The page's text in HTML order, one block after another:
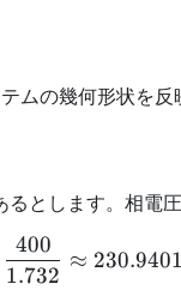
ムの幾何形状を反
とします。相電
1.732
400
≈